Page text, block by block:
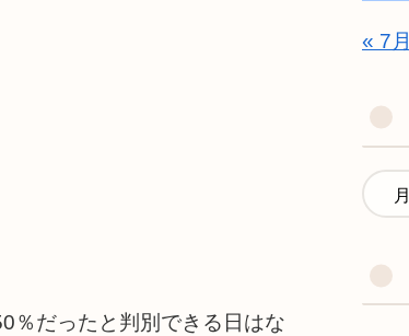
％だったと判別できる日はな
« 7月